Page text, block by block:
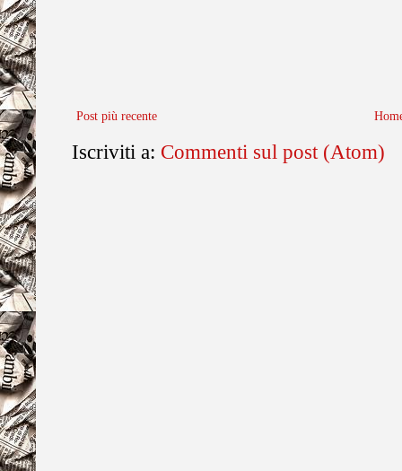
Post più recente
Iscriviti a: Commenti sul post (Atom)